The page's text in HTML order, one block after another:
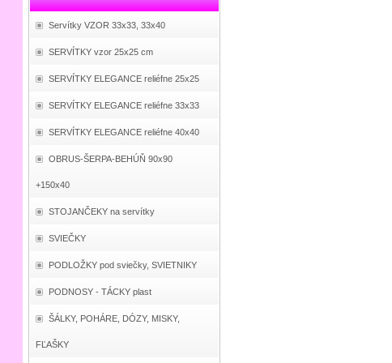
Servítky VZOR 33x33, 33x40
SERVÍTKY vzor 25x25 cm
SERVÍTKY ELEGANCE reliéfne 25x25
SERVÍTKY ELEGANCE reliéfne 33x33
SERVÍTKY ELEGANCE reliéfne 40x40
OBRUS-ŠERPA-BEHÚŇ 90x90
+150x40
STOJANČEKY na servítky
SVIEČKY
PODLOŽKY pod sviečky, SVIETNIKY
PODNOSY - TÁCKY plast
ŠÁLKY, POHÁRE, DÓZY, MISKY,
FĽAŠKY